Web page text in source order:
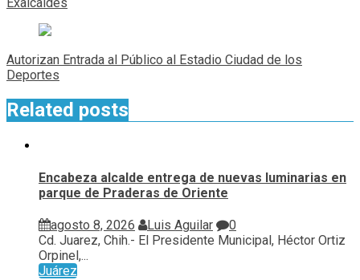
entradas
Autorizan Entrada al Público al Estadio Ciudad de los
Deportes
Related posts
Encabeza alcalde entrega de nuevas luminarias en
parque de Praderas de Oriente
agosto 8, 2026 Luis Aguilar
0
Cd. Juarez, Chih.- El Presidente Municipal, Héctor Ortiz
Orpinel,...
Juárez